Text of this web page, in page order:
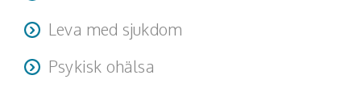
Leva med sjukdom
Psykisk ohälsa